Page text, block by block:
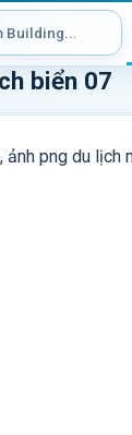
biển 07
ảnh png du lịch